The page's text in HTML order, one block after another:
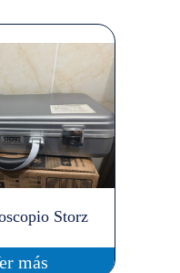
Storz
más